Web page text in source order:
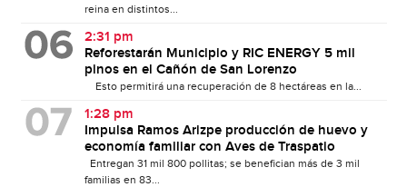
reina en distintos...
2:31 pm
Reforestarán Municipio y RIC ENERGY 5 mil
pinos en el Cañón de San Lorenzo
Esto permitirá una recuperación de 8 hectáreas en la...
1:28 pm
Impulsa Ramos Arizpe producción de huevo y
economía familiar con Aves de Traspatio
Entregan 31 mil 800 pollitas; se benefician más de 3 mil
familias en 83...